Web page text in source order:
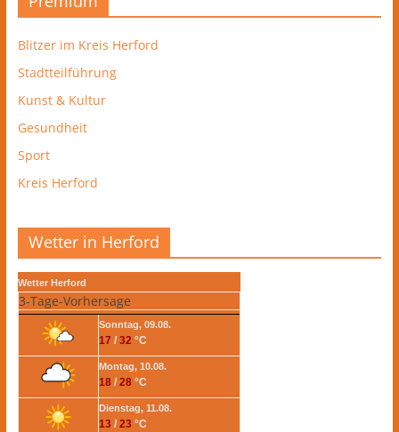
Blitzer im Kreis Herford
Stadtteilführung
Kunst & Kultur
Gesundheit
Sport
Kreis Herford
Wetter in Herford
Wetter Herford
3-Tage-Vorhersage
Sonntag, 09.08.
17 / 32 °C
Montag, 10.08.
18/ 28°C
Dienstag, 11.08.
13 / 23 °C